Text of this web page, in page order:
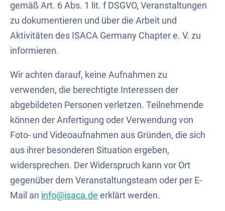
gemäß Art. 6 Abs. 1 lit. f DSGVO, Veranstaltungen
zu dokumentieren und über die Arbeit und
Aktivitäten des ISACA Germany Chapter e. V. zu
informieren.
Wir achten darauf, keine Aufnahmen zu
verwenden, die berechtigte Interessen der
abgebildeten Personen verletzen. Teilnehmende
können der Anfertigung oder Verwendung von
Foto- und Videoaufnahmen aus Gründen, die sich
aus ihrer besonderen Situation ergeben,
widersprechen. Der Widerspruch kann vor Ort
gegenüber dem Veranstaltungsteam oder per E-
Mail an info@isaca.de erklärt werden.